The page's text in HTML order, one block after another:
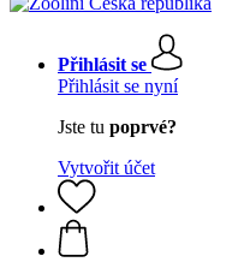
Přihlásit se
Přihlásit se nyní
Jste tu poprvé?
Vytvořit účet